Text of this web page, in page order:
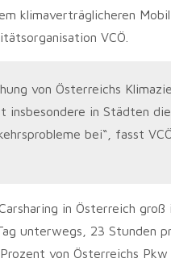
klimaverträglicheren
VCÖ.
von Österreichs
in Städten
bei“, fasst
in Österreich
unterwegs, 23 Stunden
von Österreichs Pkw